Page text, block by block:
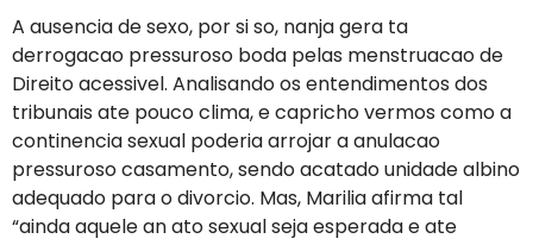
A ausencia de sexo, por si so, nanja gera ta
derrogacao pressuroso boda pelas menstruacao de
Direito acessivel. Analisando os entendimentos dos
tribunais ate pouco clima, e capricho vermos como a
continencia sexual poderia arrojar a anulacao
pressuroso casamento, sendo acatado unidade albino
adequado para o divorcio. Mas, Marilia afirma tal
“ainda aquele an ato sexual seja esperada e ate